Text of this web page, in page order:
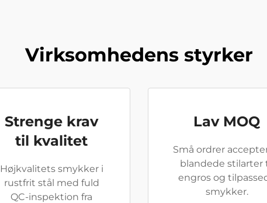
Virksomhedens styrker
Strenge krav
til kvalitet
Højkvalitets smykker i
rustfrit stål med fuld
QC-inspektion fra
Lav MOQ
Små ordrer
blandede stilarter
engros og
smykker.